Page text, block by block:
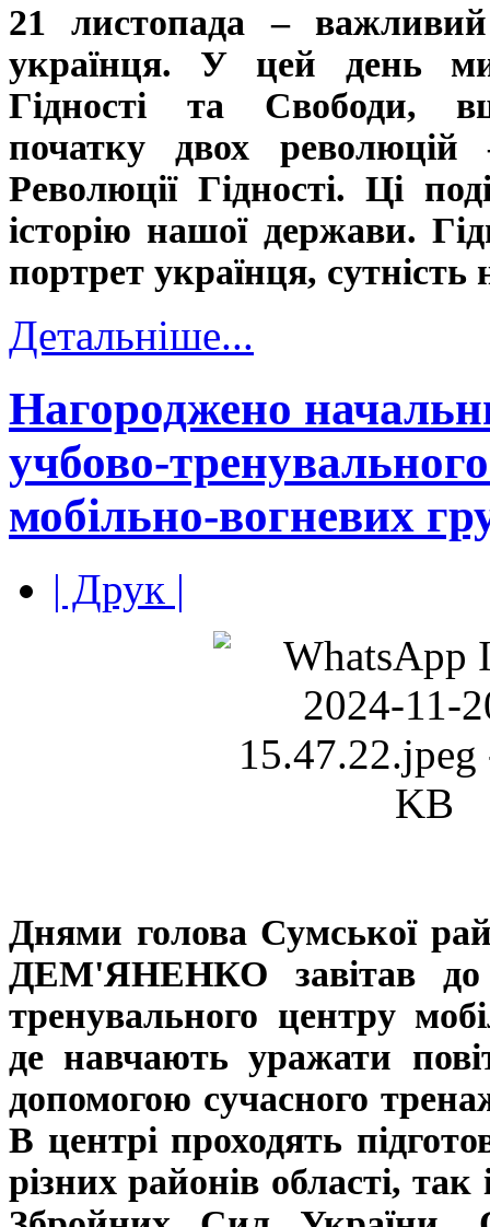
21 листопада –
українця. У цей день
Гідності та Свободи,
початку двох
Революції Гідності. Ці
історію нашої держави.
портрет українця, сутність
Детальніше...
Нагороджено
учбово-
мобільно-вогневих
| Друк |
Днями голова Сумської
ДЕМ'ЯНЕНКО завітав до
тренувального центру
де навчають уражати
допомогою сучасного
В центрі проходять
різних районів області, так